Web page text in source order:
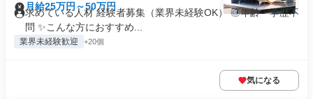
月給25万円～50万円
求めている人材 経験者募集（業界未経験OK） ◎年齢・学歴不
問 ✨こんな方におすすめ...
業界未経験歓迎 +20個
気になる